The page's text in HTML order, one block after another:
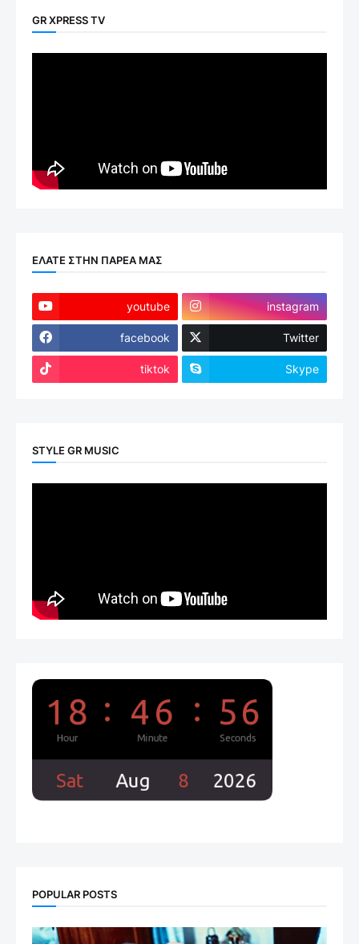
GR XPRESS TV
ΕΛΑΤΕ ΣΤΗΝ ΠΑΡΕΑ ΜΑΣ
youtube instagram
facebook Twitter
tiktok Skype
STYLE GR MUSIC
POPULAR POSTS